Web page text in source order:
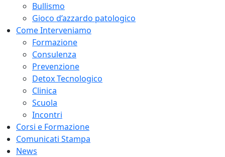
Bullismo
Gioco d’azzardo patologico
Come Interveniamo
Formazione
Consulenza
Prevenzione
Detox Tecnologico
Clinica
Scuola
Incontri
Corsi e Formazione
Comunicati Stampa
News